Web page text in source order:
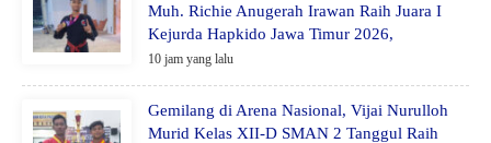
Muh. Richie Anugerah Irawan Raih Juara I
Kejurda Hapkido Jawa Timur 2026,
10 jam yang lalu
Gemilang di Arena Nasional, Vijai Nurulloh
Murid Kelas XII-D SMAN 2 Tanggul Raih